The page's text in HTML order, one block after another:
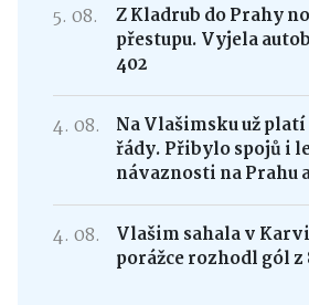
5. 08.
Z Kladrub do Prahy
přestupu. Vyjela
402
4. 08.
Na Vlašimsku už
řády. Přibylo spojů i
návaznosti na Prahu
4. 08.
Vlašim sahala v
porážce rozhodl gól